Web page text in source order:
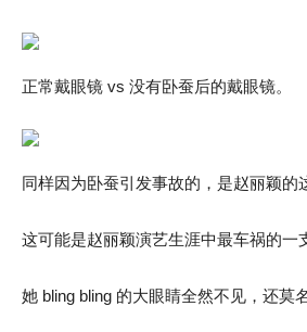
正常戴眼镜 vs 没有卧蚕后的戴眼镜。
同样因为卧蚕引发事故的，是赵丽颖的
这可能是赵丽颖演艺生涯中最车祸的一
她 bling bling 的大眼睛全然不见，还莫